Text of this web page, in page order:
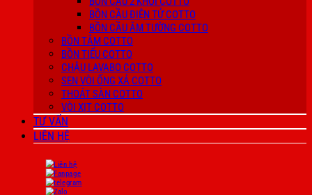
BỒN CẦU ĐIỆN TỬ COTTO
BỒN CẦU ÂM TƯỜNG COTTO
BỒN TẮM COTTO
BỒN TIỂU COTTO
CHẬU LAVABO COTTO
SEN VÒI ỐNG XẢ COTTO
THOÁT SÀN COTTO
VÒI XỊT COTTO
TƯ VẤN
LIÊN HỆ